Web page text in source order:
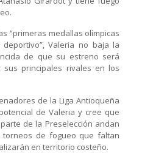
“primeras medallas olímpicas
Valeria no baja la
de que su estreno será
principales rivales en los
de la Liga Antioqueña
de Valeria y cree que
de la Preselección andan
de fogueo que faltan
en territorio costeño.